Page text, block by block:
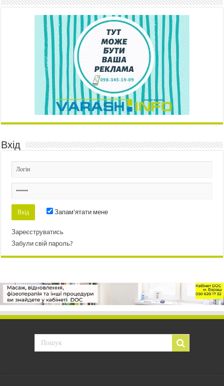
Вхід
Запам'ятати мене
Зареєструватись
Забули свій пароль?